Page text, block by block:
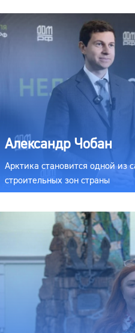
Александр Чобан
Арктика становится одной из
строительных зон страны